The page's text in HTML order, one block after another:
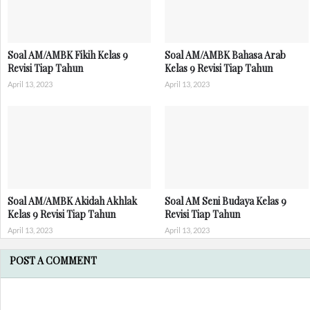
Soal AM/AMBK Fikih Kelas 9
Revisi Tiap Tahun
April 13, 2023
Soal AM/AMBK Bahasa Arab
Kelas 9 Revisi Tiap Tahun
April 13, 2023
Soal AM/AMBK Akidah Akhlak
Kelas 9 Revisi Tiap Tahun
April 13, 2023
Soal AM Seni Budaya Kelas 9
Revisi Tiap Tahun
April 13, 2023
POST A COMMENT